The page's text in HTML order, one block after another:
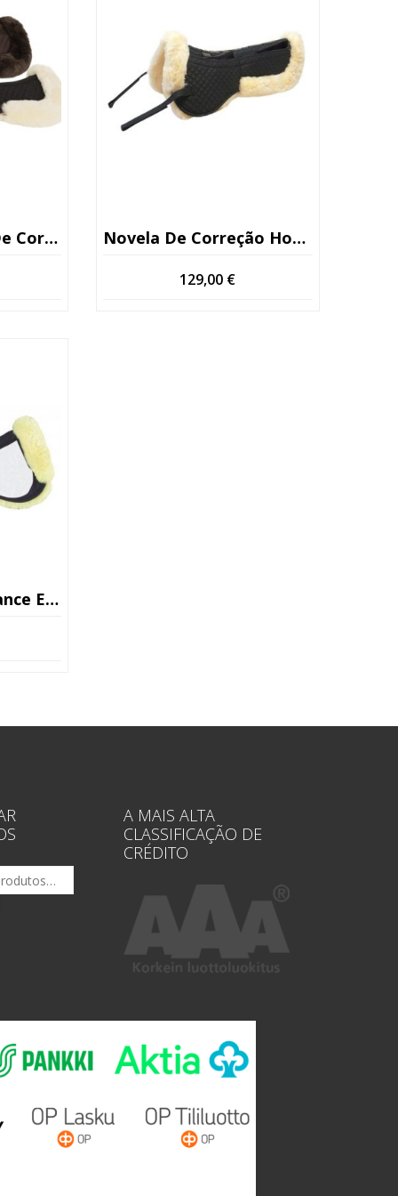
(6 Bolsas) Novela De Correção Horse Comfort Com Enchimento
129,00 €
Mattes
A MAIS ALTA
CLASSIFICAÇÃO DE
CRÉDITO